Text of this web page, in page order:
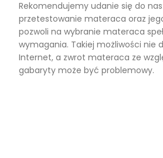
Rekomendujemy udanie się do
przetestowanie materaca oraz
pozwoli na wybranie materaca
wymagania. Takiej możliwości nie
Internet, a zwrot materaca ze
gabaryty może być problemowy.